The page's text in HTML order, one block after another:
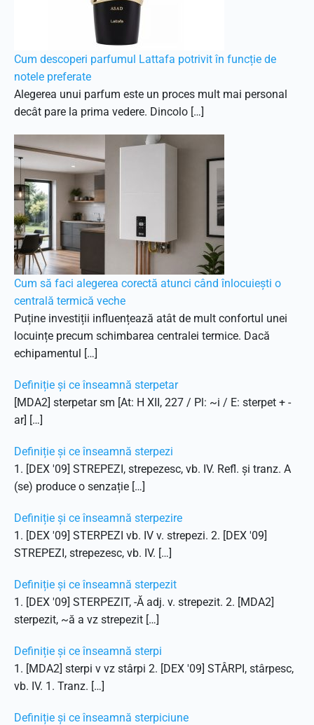
Cum descoperi parfumul Lattafa potrivit în funcție de
notele preferate
Alegerea unui parfum este un proces mult mai personal
decât pare la prima vedere. Dincolo […]
Cum să faci alegerea corectă atunci când înlocuiești o
centrală termică veche
Puține investiții influențează atât de mult confortul unei
locuințe precum schimbarea centralei termice. Dacă
echipamentul […]
Definiție și ce înseamnă sterpetar
[MDA2] sterpetar sm [At: H XII, 227 / Pl: ~i / E: sterpet + -
ar] […]
Definiție și ce înseamnă sterpezi
1. [DEX '09] STREPEZI, strepezesc, vb. IV. Refl. și tranz. A
(se) produce o senzație […]
Definiție și ce înseamnă sterpezire
1. [DEX '09] STERPEZI vb. IV v. strepezi. 2. [DEX '09]
STREPEZI, strepezesc, vb. IV. […]
Definiție și ce înseamnă sterpezit
1. [DEX '09] STERPEZIT, -Ă adj. v. strepezit. 2. [MDA2]
sterpezit, ~ă a vz strepezit […]
Definiție și ce înseamnă sterpi
1. [MDA2] sterpi v vz stârpi 2. [DEX '09] STÂRPI, stârpesc,
vb. IV. 1. Tranz. […]
Definiție și ce înseamnă sterpiciune